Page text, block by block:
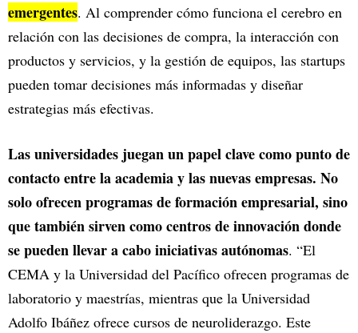
emergentes. Al comprender cómo funciona el cerebro en
relación con las decisiones de compra, la interacción con
productos y servicios, y la gestión de equipos, las startups
pueden tomar decisiones más informadas y diseñar
estrategias más efectivas.
Las universidades juegan un papel clave como punto de
contacto entre la academia y las nuevas empresas. No
solo ofrecen programas de formación empresarial, sino
que también sirven como centros de innovación donde
se pueden llevar a cabo iniciativas autónomas. “El
CEMA y la Universidad del Pacífico ofrecen programas de
laboratorio y maestrías, mientras que la Universidad
Adolfo Ibáñez ofrece cursos de neuroliderazgo. Este